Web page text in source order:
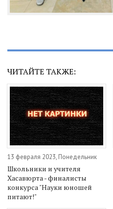
ЧИТАЙТЕ ТАКЖЕ:
13 февраля 2023, Понедельник
Школьники и учителя
Хасавюрта - финалисты
конкурса "Науки юношей
питают!"